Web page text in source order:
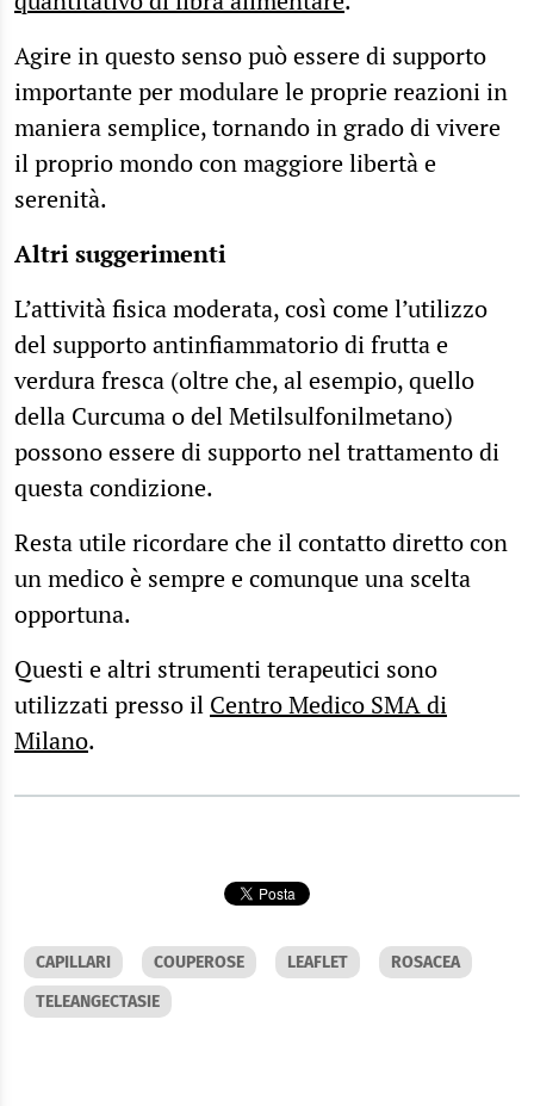
Agire in questo senso può essere di supporto
importante per modulare le proprie reazioni in
maniera semplice, tornando in grado di vivere
il proprio mondo con maggiore libertà e
serenità.
Altri suggerimenti
L’attività fisica moderata, così come l’utilizzo
del supporto antinfiammatorio di frutta e
verdura fresca (oltre che, al esempio, quello
della Curcuma o del Metilsulfonilmetano)
possono essere di supporto nel trattamento di
questa condizione.
Resta utile ricordare che il contatto diretto con
un medico è sempre e comunque una scelta
opportuna.
Questi e altri strumenti terapeutici sono
utilizzati presso il Centro Medico SMA di
Milano.
CAPILLARI COUPEROSE LEAFLET
ROSACEA
TELEANGECTASIE